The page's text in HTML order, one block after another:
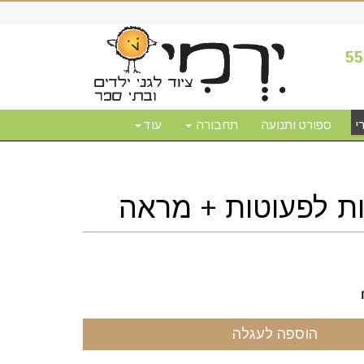
ספורט ותנועה תחבורה עוד
לפעוטות + מראה
הוספה לעגלה